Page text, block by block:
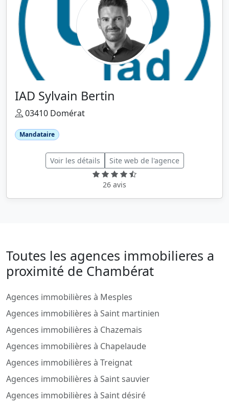
IAD Sylvain Bertin
03410 Domérat
Mandataire
Voir les détails Site web de l'agence
26 avis
Toutes les agences immobilieres a
proximité de Chambérat
Agences immobilières à Mesples
Agences immobilières à Saint martinien
Agences immobilières à Chazemais
Agences immobilières à Chapelaude
Agences immobilières à Treignat
Agences immobilières à Saint sauvier
Agences immobilières à Saint désiré